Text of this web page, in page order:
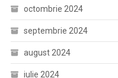
octombrie 2024
septembrie 2024
august 2024
iulie 2024